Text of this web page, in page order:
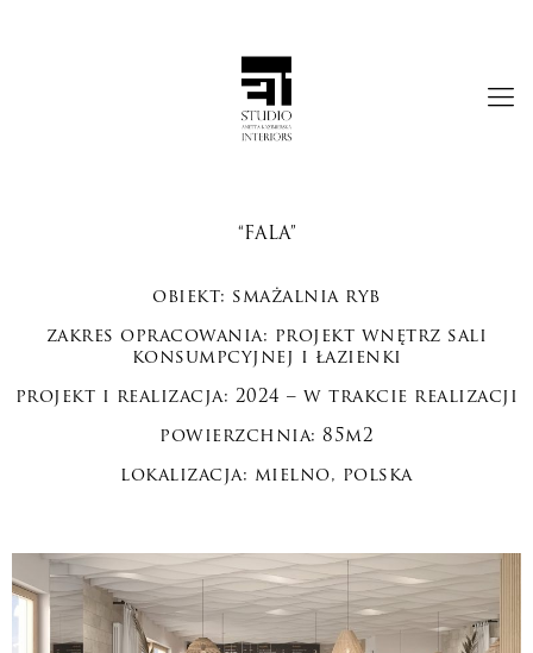
“FALA”
obiekt: smażalnia ryb
zakres opracowania: projekt wnętrz sali
konsumpcyjnej i łazienki
projekt i realizacja: 2024 – w trakcie realizacji
powierzchnia: 85m2
lokalizacja: mielno, polska